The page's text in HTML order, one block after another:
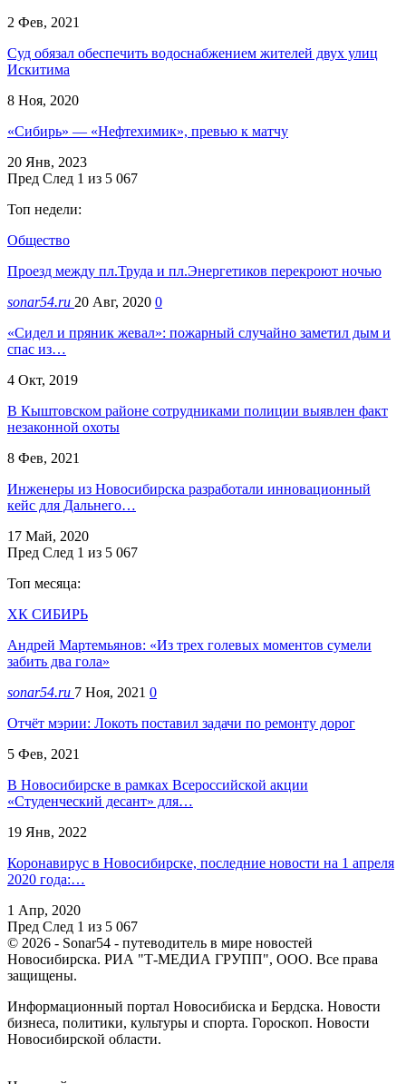
2 Фев, 2021
Суд обязал обеспечить водоснабжением жителей двух улиц
Искитима
8 Ноя, 2020
«Сибирь» — «Нефтехимик», превью к матчу
20 Янв, 2023
Пред След 1 из 5 067
Топ недели:
Общество
Проезд между пл.Труда и пл.Энергетиков перекроют ночью
sonar54.ru 20 Авг, 2020 0
«Сидел и пряник жевал»: пожарный случайно заметил дым и
спас из…
4 Окт, 2019
В Кыштовском районе сотрудниками полиции выявлен факт
незаконной охоты
8 Фев, 2021
Инженеры из Новосибирска разработали инновационный
кейс для Дальнего…
17 Май, 2020
Пред След 1 из 5 067
Топ месяца:
ХК СИБИРЬ
Андрей Мартемьянов: «Из трех голевых моментов сумели
забить два гола»
sonar54.ru 7 Ноя, 2021 0
Отчёт мэрии: Локоть поставил задачи по ремонту дорог
5 Фев, 2021
В Новосибирске в рамках Всероссийской акции
«Студенческий десант» для…
19 Янв, 2022
Коронавирус в Новосибирске, последние новости на 1 апреля
2020 года:…
1 Апр, 2020
Пред След 1 из 5 067
© 2026 - Sonar54 - путеводитель в мире новостей
Новосибирска. РИА "Т-МЕДИА ГРУПП", ООО. Все права
защищены.
Информационный портал Новосибиска и Бердска. Новости
бизнеса, политики, культуры и спорта. Гороскоп. Новости
Новосибирской области.